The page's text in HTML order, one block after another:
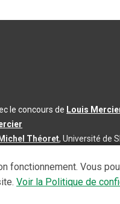
le concours de Louis
Théoret, Université de
:2026-08-03
fonctionnement. Vous
Voir la Politique de